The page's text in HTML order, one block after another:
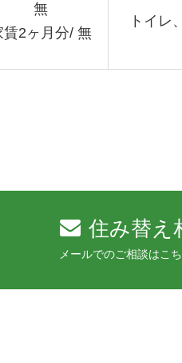
無
賃2ヶ月分/ 無
トイレ
住み替え
メールでのご相談はこ